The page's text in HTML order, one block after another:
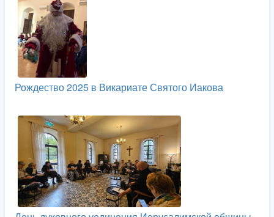
Рождество 2025 в Викариате Святого Иакова